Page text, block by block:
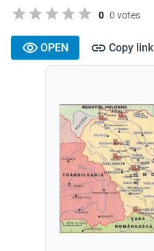
0 0 votes
OPEN Copy link